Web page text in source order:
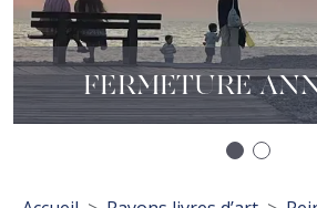
FERMETURE